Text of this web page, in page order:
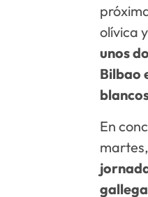
olívica
unos
Bilbao
En